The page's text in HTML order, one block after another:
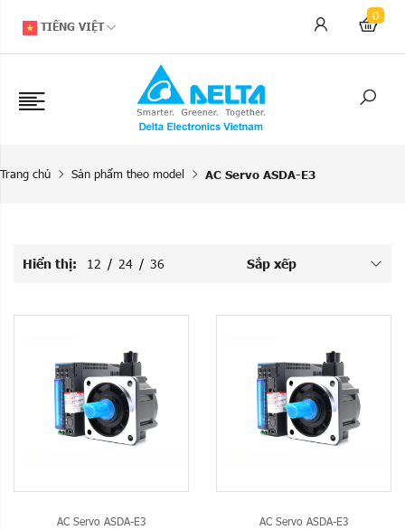
TIẾNG VIỆT
0
Trang chủ Sản phẩm theo model AC Servo ASDA-E3
Hiển thị: 12 / 24 / 36 Sắp xếp
AC Servo ASDA-E3 AC Servo ASDA-E3